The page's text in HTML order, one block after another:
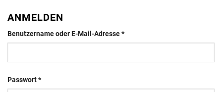
ANMELDEN
Benutzername oder E-Mail-Adresse*Erforderlich
Passwort*Erforderlich